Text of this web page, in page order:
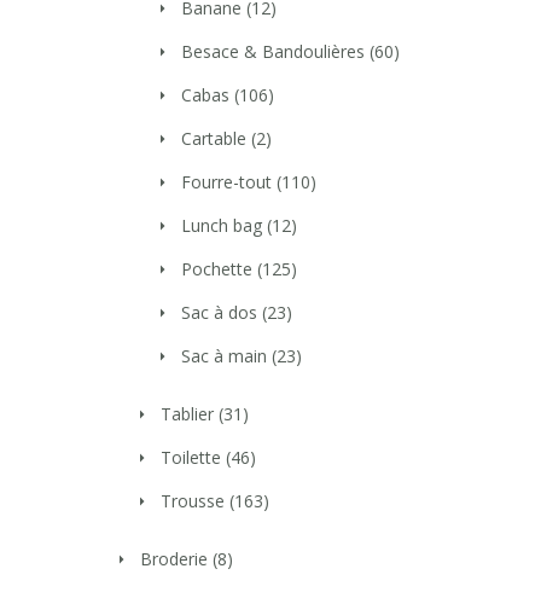
Banane (12)
Besace & Bandoulières (60)
Cabas (106)
Cartable (2)
Fourre-tout (110)
Lunch bag (12)
Pochette (125)
Sac à dos (23)
Sac à main (23)
Tablier (31)
Toilette (46)
Trousse (163)
Broderie (8)